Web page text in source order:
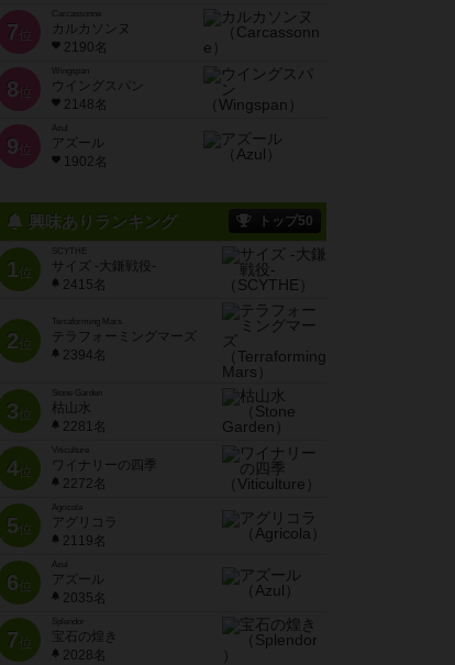
7 位
Carcassonne
カルカソンヌ
2190名
8 位
Wingspan
ウイングスパン
2148名
9 位
Azul
アズール
1902名
興味ありランキング トップ50
1位
SCYTHE
サイズ -大鎌戦役-
2415名
2位
Terraforming Mars
テラフォーミングマーズ
2394名
3位
Stone Garden
枯山水
2281名
4位
Viticulture
ワイナリーの四季
2272名
5位
Agricola
アグリコラ
2119名
6位
Azul
アズール
2035名
7位
宝石の煌き
2028名